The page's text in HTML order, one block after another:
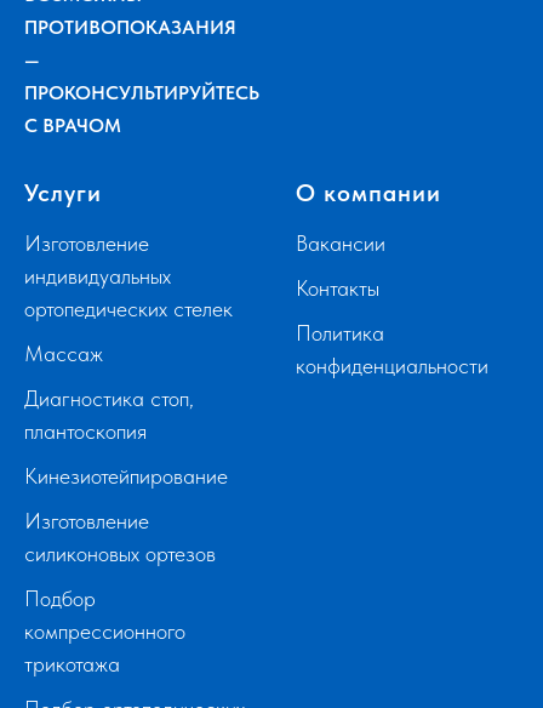
ПРОТИВОПОКАЗАНИЯ
—
ПРОКОНСУЛЬТИРУЙТЕСЬ
С ВРАЧОМ
Услуги
Изготовление
индивидуальных
ортопедических стелек
Массаж
Диагностика стоп,
плантоскопия
Кинезиотейпирование
Изготовление
силиконовых ортезов
Подбор
компрессионного
трикотажа
О компании
Вакансии
Контакты
Политика
конфиденциальности